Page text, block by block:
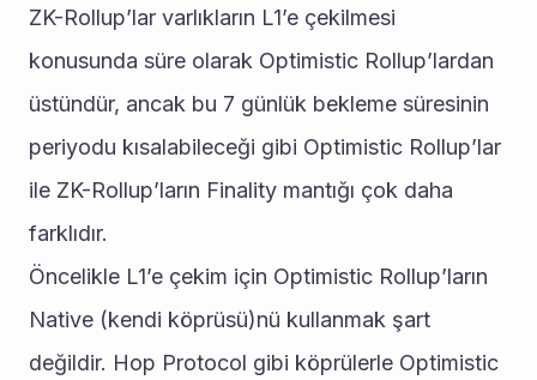
ZK-Rollup’lar varlıkların L1’e çekilmesi
konusunda süre olarak Optimistic Rollup’lardan
üstündür, ancak bu 7 günlük bekleme süresinin
periyodu kısalabileceği gibi Optimistic Rollup’lar
ile ZK-Rollup’ların Finality mantığı çok daha
farklıdır.
Öncelikle L1’e çekim için Optimistic Rollup’ların
Native (kendi köprüsü)nü kullanmak şart
değildir. Hop Protocol gibi köprülerle Optimistic